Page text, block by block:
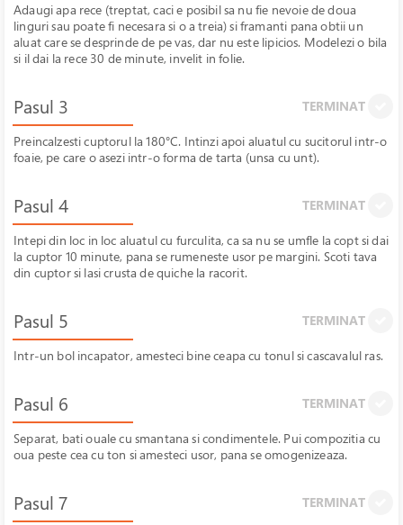
Adaugi apa rece (treptat, caci e posibil sa nu fie nevoie de doua
linguri sau poate fi necesara si o a treia) si framanti pana obtii un
aluat care se desprinde de pe vas, dar nu este lipicios. Modelezi o bila
si il dai la rece 30 de minute, invelit in folie.
Pasul 3 TERMINAT
Preincalzesti cuptorul la 180°C. Intinzi apoi aluatul cu sucitorul intr-o
foaie, pe care o asezi intr-o forma de tarta (unsa cu unt).
Pasul 4 TERMINAT
Intepi din loc in loc aluatul cu furculita, ca sa nu se umfle la copt si dai
la cuptor 10 minute, pana se rumeneste usor pe margini. Scoti tava
din cuptor si lasi crusta de quiche la racorit.
Pasul 5 TERMINAT
Intr-un bol incapator, amesteci bine ceapa cu tonul si cascavalul ras.
Pasul 6 TERMINAT
Separat, bati ouale cu smantana si condimentele. Pui compozitia cu
oua peste cea cu ton si amesteci usor, pana se omogenizeaza.
Pasul 7 TERMINAT